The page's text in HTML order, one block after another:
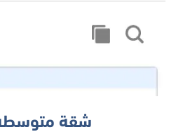
شقة متوسطة